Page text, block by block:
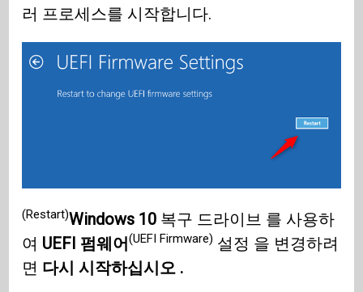
러 프로세스를 시작합니다.
(Restart)Windows 10 복구 드라이브 를 사용하
여 UEFI 펌웨어(UEFI Firmware) 설정 을 변경하려
면 다시 시작하십시오 .